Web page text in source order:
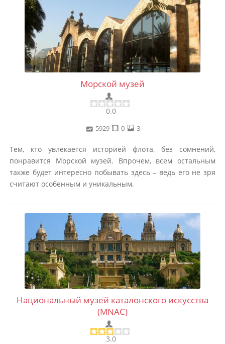
Морской музей
0.0
5929 0 3
Тем, кто увлекается историей флота, без сомнений,
понравится Морской музей. Впрочем, всем остальным
также будет интересно побывать здесь – ведь его не зря
считают особенным и уникальным.
Национальный музей каталонского искусства
(MNAC)
3.0